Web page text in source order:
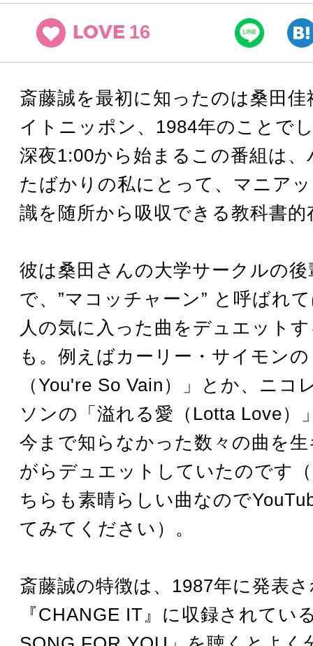
LOVE 16
斎藤誠を最初に知ったのは桑田
イトニッポン、1984年のことで
深夜1:00から始まるこの番組は
たばかりの私にとって、マニア
識を随所から吸収できる教科書
彼は桑田さんの大学サークルの
で、”マコッチャーン” と呼ばれ
人の気に入った曲をデュエット
も。例えばカーリー・サイモン
（You're So Vain）」とか、ニコ
ソンの「溢れる愛（Lotta Love）
今まで知らなかった数々の曲を
がらデュエットしていたのです
ちらも素晴らしい曲なので
てみてください）。
斎藤誠の特徴は、1987年に発表
『CHANGE IT』に収録されてい